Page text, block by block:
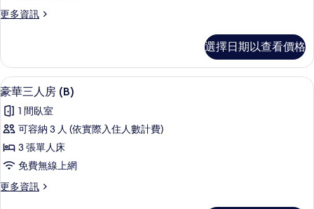
房
的
所
有
相
片
更多資訊
更
三
人
房
的
詳
選擇日期以查看價格
顯
示
豪
華
三
房
迷你吧、客房內保險箱、書桌、遮光
4
豪華三人房 (B)
1 間臥室
可容納 3 人 (依實際入住人數計費)
3 張單人床
免費無線上網
更多資訊
更